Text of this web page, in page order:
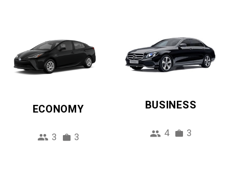
ECONOMY
3 3
BUSINESS
4 3